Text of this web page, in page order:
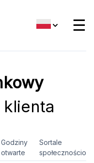
☰
klienta
Godziny
otwarte
Sortale